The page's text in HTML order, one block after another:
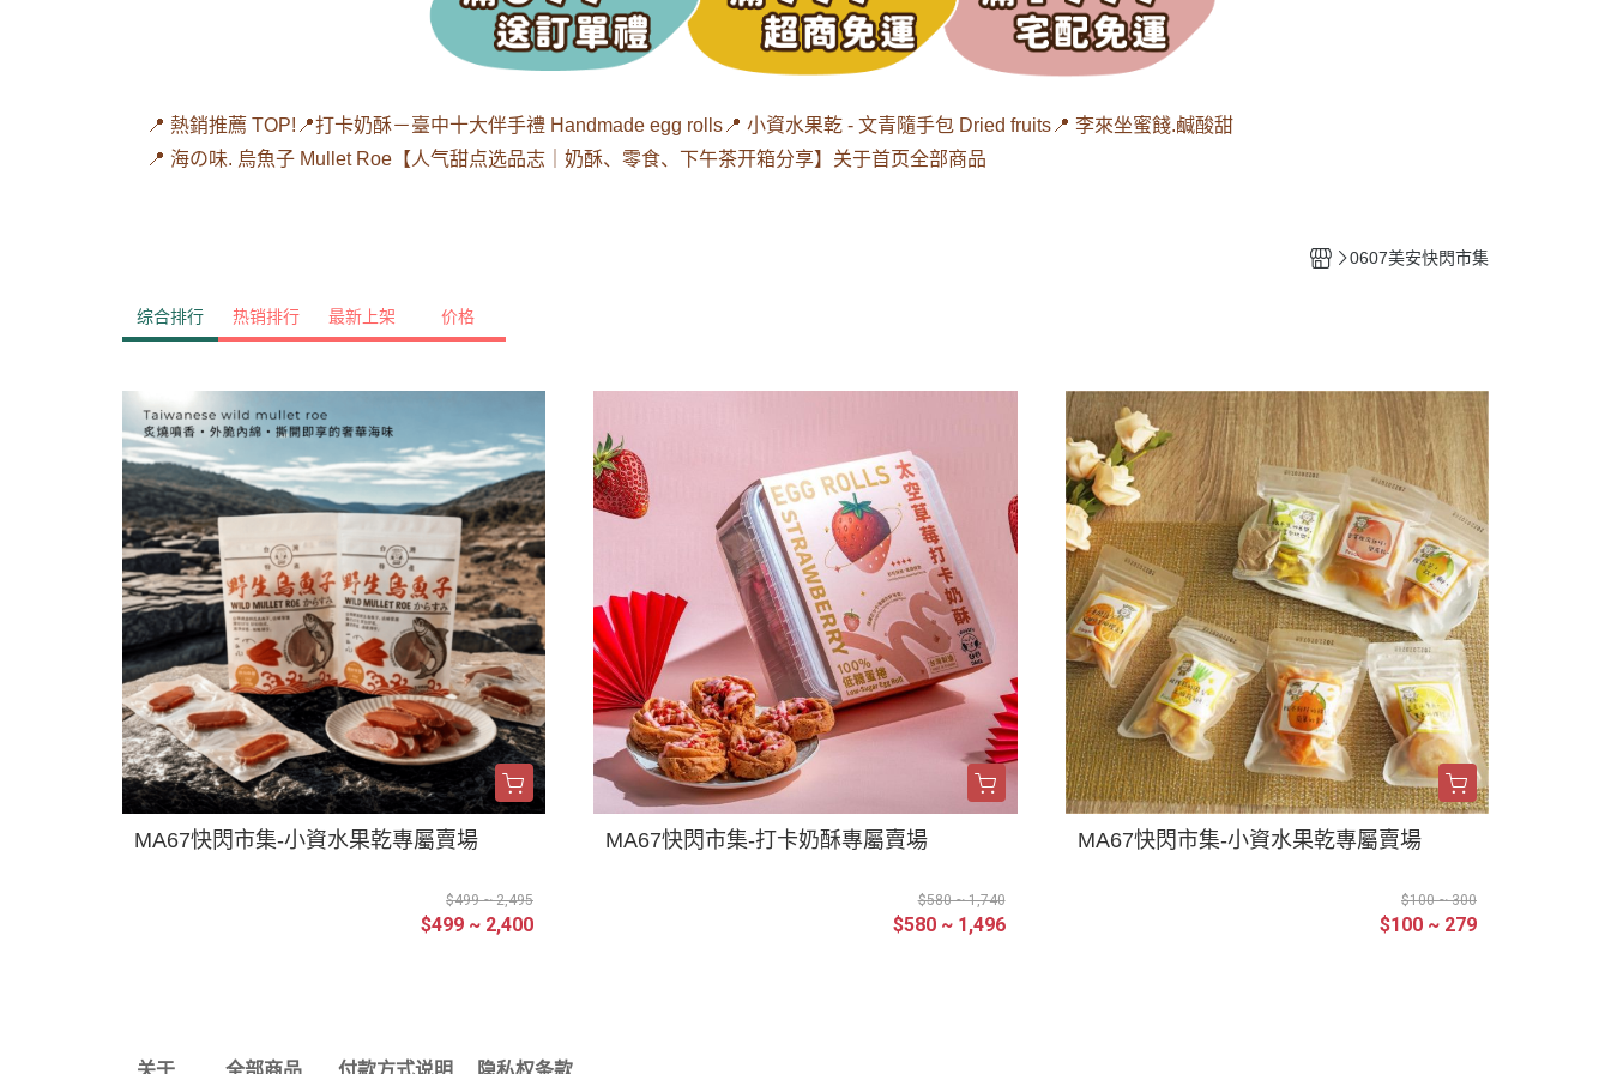
📍 熱銷推薦 TOP! 📍打卡奶酥－臺中十大伴手禮 Handmade egg rolls 📍 小資水果乾 - 文青隨手包 Dried fruits 📍 李來坐蜜餞.鹹酸甜
📍 海の味. 烏魚子 Mullet Roe 【人气甜点选品志｜奶酥、零食、下午茶开箱分享】 关于首页全部商品
0607美安快閃市集
综合排行 热销排行 最新上架 价格
MA67快閃市集-小資水果乾專屬賣場
$499 ~ 2,495
$499 ~ 2,400
MA67快閃市集-打卡奶酥專屬賣場
$580 ~ 1,740
$580 ~ 1,496
MA67快閃市集-小資水果乾專屬賣場
$100 ~ 300
$100 ~ 279
关于 全部商品 付款方式说明 隐私权条款